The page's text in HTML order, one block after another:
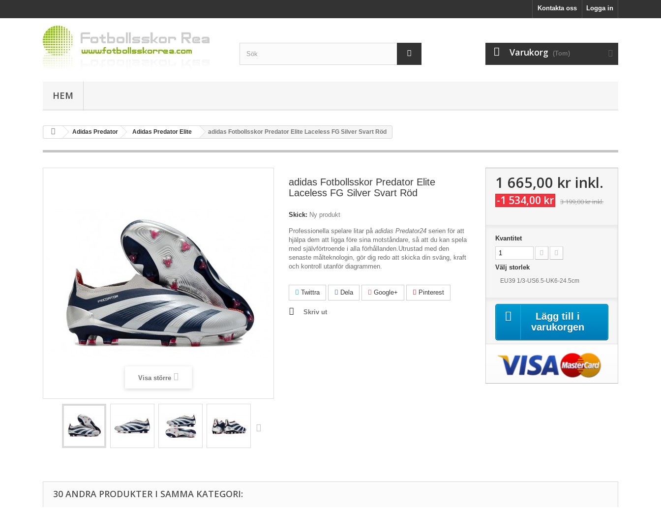
Logga in
Kontakta oss
Varukorg (Tom)
HEM
Adidas Predator Adidas Predator Elite adidas Fotbollsskor Predator Elite Laceless FG Silver Svart Röd
Visa större
adidas Fotbollsskor Predator Elite
Laceless FG Silver Svart Röd
Skick: Ny produkt
Professionella spelare litar på adidas Predator24 serien för att
hjälpa dem att ligga före sina motståndare, så att du kan spela
med självförtroende i alla förhållanden.Utrustad med den
senaste målteknologin, gör dig redo att skicka din sväng, kraft
och kontroll utanför diagrammen.
Twittra Dela Google+ Pinterest
Skriv ut
1 665,00 krinkl.
-1 534,00 kr 3 199,00 krinkl.
Kvantitet
Välj storlek
EU39 1/3-US6.5-UK6-24.5cm
Lägg till i
varukorgen
30 ANDRA PRODUKTER I SAMMA KATEGORI: